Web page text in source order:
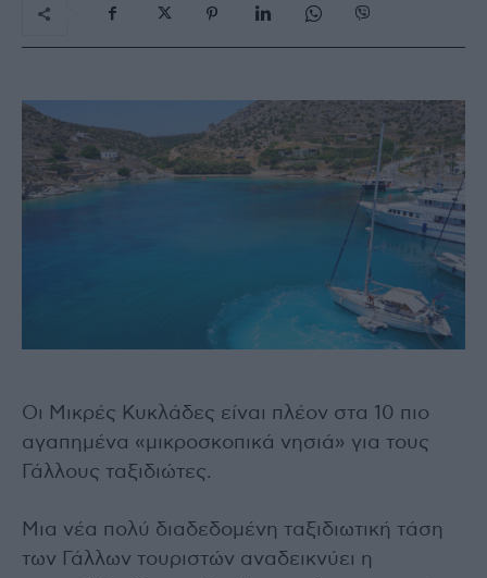
Οι Μικρές Κυκλάδες είναι πλέον στα 10 πιο
αγαπημένα «μικροσκοπικά νησιά» για τους
Γάλλους ταξιδιώτες.
Μια νέα πολύ διαδεδομένη ταξιδιωτική τάση
των Γάλλων τουριστών αναδεικνύει η